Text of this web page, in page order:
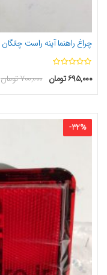
چراغ راهنما آینه راست چانگان CS35
۷۰۰,۰۰۰تومان ۶۹۵,۰۰۰تومان
-32%